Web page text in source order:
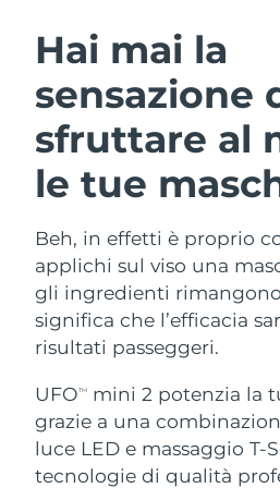
Hai mai la
sensazione
sfruttare al
le tue
Beh, in effetti è proprio
applichi sul viso una
gli ingredienti
significa che l’efficacia
risultati passeggeri.
UFOTM
mini 2 potenzia la
grazie a una
luce LED e massaggio T-
tecnologie di qualità
Detersione viso
LUNA™ 4
Anti-aging
LUNA™ 4
Massage, LED
LUNA™ 4
For men, anti-
BEAR™ 2
Microcurrent
BEAR™ 2 go
Microcurrent
BEAR™ 2
Microcurrent line
Idratazione
UFO™ 3
Deep facial
UFO™ 3 LED
Near-infrared and
device
issa™ 4
Hybrid silicone
issa™ 4 plus
Smart hybrid
TRATTAMENTI ANTI-
Anti-age
Austria
Bahrein
Belgio
Bermuda
Bosnia ed
Erzegovina
Brunei
Canada
Cile